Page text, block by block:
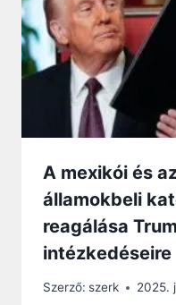
A mexikói és
államokbeli
reagálása
intézkedéseire
Szerző: szerk 2025.